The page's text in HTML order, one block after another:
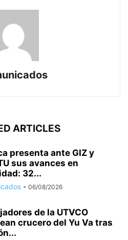
ARTICLES
presenta ante GIZ y
sus avances en
32...
- 06/08/2026
de la UTVCO
crucero del Yu Va tras